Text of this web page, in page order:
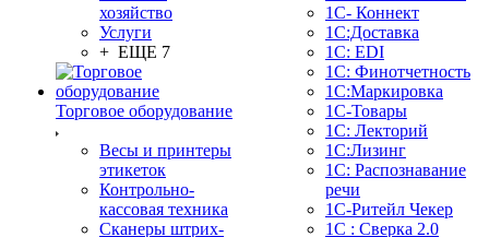
хозяйство
Услуги
+ ЕЩЕ 7
Торговое оборудование
Весы и принтеры
этикеток
Контрольно-
кассовая техника
Сканеры штрих-
1С- Коннект
1С:Доставка
1С: EDI
1С: Финотчетность
1С:Маркировка
1С-Товары
1С: Лекторий
1С:Лизинг
1С: Распознавание
речи
1C-Ритейл Чекер
1С : Сверка 2.0